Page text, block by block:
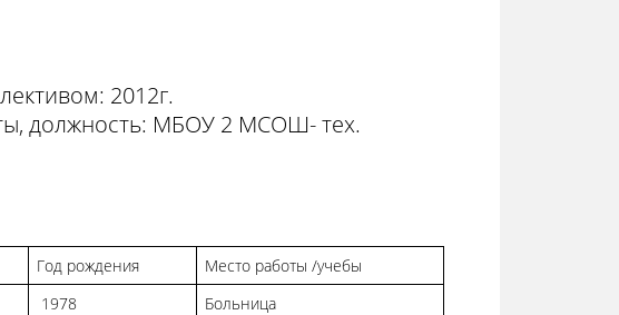
2012г.
должность: МБОУ 2 МСОШ- тех.
Год рождения
Место работы /учебы
1978
Больница